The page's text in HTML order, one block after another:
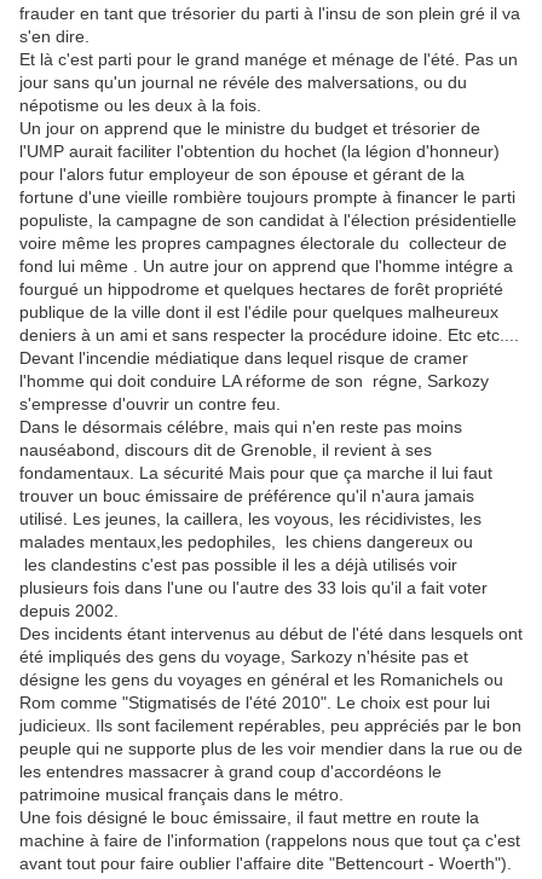
frauder en tant que trésorier du parti à l'insu de son plein gré il va
s'en dire.
Et là c'est parti pour le grand manége et ménage de l'été. Pas un
jour sans qu'un journal ne révéle des malversations, ou du
népotisme ou les deux à la fois.
Un jour on apprend que le ministre du budget et trésorier de
l'UMP aurait faciliter l'obtention du hochet (la légion d'honneur)
pour l'alors futur employeur de son épouse et gérant de la
fortune d'une vieille rombière toujours prompte à financer le parti
populiste, la campagne de son candidat à l'élection présidentielle
voire même les propres campagnes électorale du collecteur de
fond lui même . Un autre jour on apprend que l'homme intégre a
fourgué un hippodrome et quelques hectares de forêt propriété
publique de la ville dont il est l'édile pour quelques malheureux
deniers à un ami et sans respecter la procédure idoine. Etc etc....
Devant l'incendie médiatique dans lequel risque de cramer
l'homme qui doit conduire LA réforme de son régne, Sarkozy
s'empresse d'ouvrir un contre feu.
Dans le désormais célébre, mais qui n'en reste pas moins
nauséabond, discours dit de Grenoble, il revient à ses
fondamentaux. La sécurité Mais pour que ça marche il lui faut
trouver un bouc émissaire de préférence qu'il n'aura jamais
utilisé. Les jeunes, la caillera, les voyous, les récidivistes, les
malades mentaux,les pedophiles, les chiens dangereux ou
les clandestins c'est pas possible il les a déjà utilisés voir
plusieurs fois dans l'une ou l'autre des 33 lois qu'il a fait voter
depuis 2002.
Des incidents étant intervenus au début de l'été dans lesquels ont
été impliqués des gens du voyage, Sarkozy n'hésite pas et
désigne les gens du voyages en général et les Romanichels ou
Rom comme "Stigmatisés de l'été 2010". Le choix est pour lui
judicieux. Ils sont facilement repérables, peu appréciés par le bon
peuple qui ne supporte plus de les voir mendier dans la rue ou de
les entendres massacrer à grand coup d'accordéons le
patrimoine musical français dans le métro.
Une fois désigné le bouc émissaire, il faut mettre en route la
machine à faire de l'information (rappelons nous que tout ça c'est
avant tout pour faire oublier l'affaire dite "Bettencourt - Woerth").